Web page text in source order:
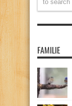
FAMILIE